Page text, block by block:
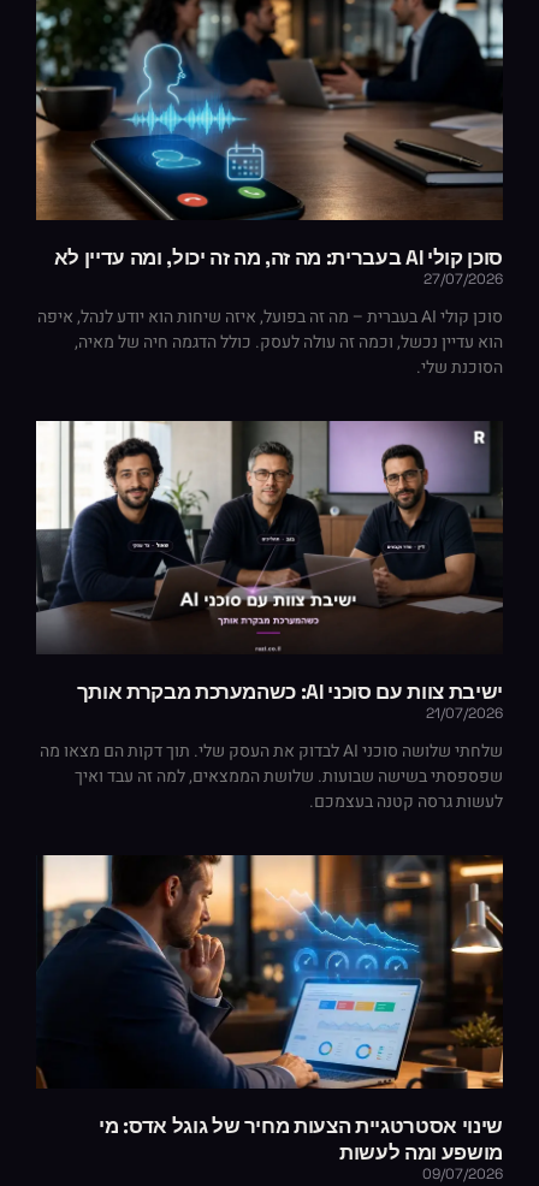
סוכן קולי AI בעברית: מה זה, מה זה יכול, ומה עדיין לא
27/07/2026
סוכן קולי AI בעברית – מה זה בפועל, איזה שיחות הוא יודע לנהל, איפה
הוא עדיין נכשל, וכמה זה עולה לעסק. כולל הדגמה חיה של מאיה,
הסוכנת שלי.
ישיבת צוות עם סוכני AI: כשהמערכת מבקרת אותך
21/07/2026
שלחתי שלושה סוכני AI לבדוק את העסק שלי. תוך דקות הם מצאו מה
שפספסתי בשישה שבועות. שלושת הממצאים, למה זה עבד ואיך
לעשות גרסה קטנה בעצמכם.
שינוי אסטרטגיית הצעות מחיר של גוגל אדס: מי
מושפע ומה לעשות
09/07/2026